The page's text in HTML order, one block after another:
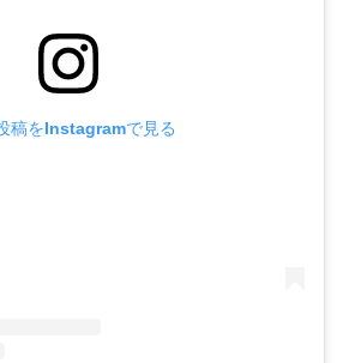
稿をInstagramで見る